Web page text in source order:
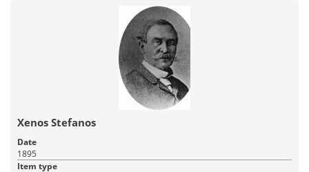
Xenos Stefanos
Date
1895
Item type